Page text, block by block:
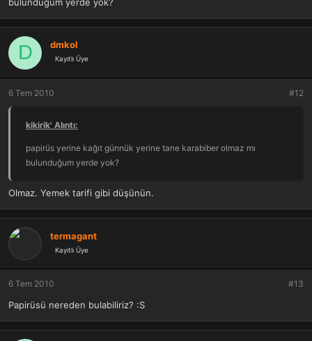
D dmkol
Kayıtlı Üye
6 Tem 2010 #12
kikirik' Alıntı:
papirüs yerine kağıt günnük yerine tane karabiber olmaz mı
bulunduğum yerde yok?
Olmaz. Yemek tarifi gibi düşünün.
termagant
Kayıtlı Üye
6 Tem 2010 #13
Papirüsü nereden bulabiliriz? :S